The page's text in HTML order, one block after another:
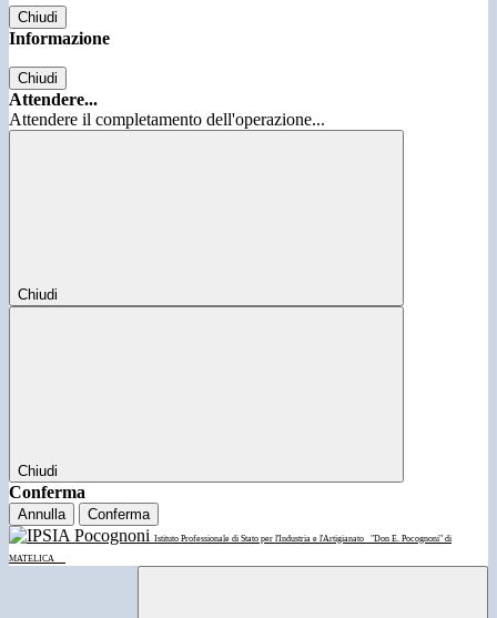
Chiudi
Informazione
Chiudi
Attendere...
Attendere il completamento dell'operazione...
Chiudi
Chiudi
Conferma
Annulla Conferma
Istituto Professionale di Stato per l'Industria e l'Artigianato
"Don E. Pocognoni" di
MATELICA